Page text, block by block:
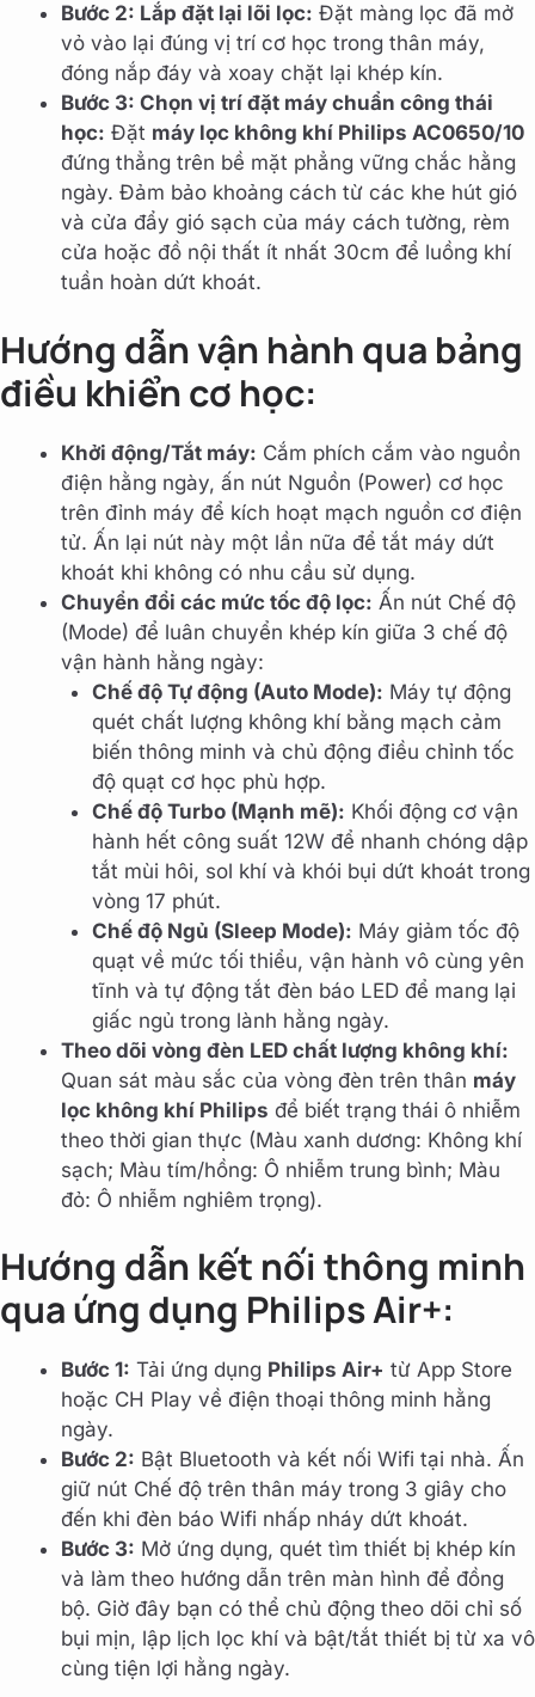
Bước 2: Lắp đặt lại lõi lọc: Đặt màng lọc đã mở
vỏ vào lại đúng vị trí cơ học trong thân máy,
đóng nắp đáy và xoay chặt lại khép kín.
Bước 3: Chọn vị trí đặt máy chuẩn công thái
học: Đặt máy lọc không khí Philips AC0650/10
đứng thẳng trên bề mặt phẳng vững chắc hằng
ngày. Đảm bảo khoảng cách từ các khe hút gió
và cửa đẩy gió sạch của máy cách tường, rèm
cửa hoặc đồ nội thất ít nhất 30cm để luồng khí
tuần hoàn dứt khoát.
Hướng dẫn vận hành qua bảng
điều khiển cơ học:
Khởi động/Tắt máy: Cắm phích cắm vào nguồn
điện hằng ngày, ấn nút Nguồn (Power) cơ học
trên đỉnh máy để kích hoạt mạch nguồn cơ điện
tử. Ấn lại nút này một lần nữa để tắt máy dứt
khoát khi không có nhu cầu sử dụng.
Chuyển đổi các mức tốc độ lọc: Ấn nút Chế độ
(Mode) để luân chuyển khép kín giữa 3 chế độ
vận hành hằng ngày:
Chế độ Tự động (Auto Mode): Máy tự động
quét chất lượng không khí bằng mạch cảm
biến thông minh và chủ động điều chỉnh tốc
độ quạt cơ học phù hợp.
Chế độ Turbo (Mạnh mẽ): Khối động cơ vận
hành hết công suất 12W để nhanh chóng dập
tắt mùi hôi, sol khí và khói bụi dứt khoát trong
vòng 17 phút.
Chế độ Ngủ (Sleep Mode): Máy giảm tốc độ
quạt về mức tối thiểu, vận hành vô cùng yên
tĩnh và tự động tắt đèn báo LED để mang lại
giấc ngủ trong lành hằng ngày.
Theo dõi vòng đèn LED chất lượng không khí:
Quan sát màu sắc của vòng đèn trên thân máy
lọc không khí Philips để biết trạng thái ô nhiễm
theo thời gian thực (Màu xanh dương: Không khí
sạch; Màu tím/hồng: Ô nhiễm trung bình; Màu
đỏ: Ô nhiễm nghiêm trọng).
Hướng dẫn kết nối thông minh
qua ứng dụng Philips Air+:
Bước 1: Tải ứng dụng Philips Air+ từ App Store
hoặc CH Play về điện thoại thông minh hằng
ngày.
Bước 2: Bật Bluetooth và kết nối Wifi tại nhà. Ấn
giữ nút Chế độ trên thân máy trong 3 giây cho
đến khi đèn báo Wifi nhấp nháy dứt khoát.
Bước 3: Mở ứng dụng, quét tìm thiết bị khép kín
và làm theo hướng dẫn trên màn hình để đồng
bộ. Giờ đây bạn có thể chủ động theo dõi chỉ số
bụi mịn, lập lịch lọc khí và bật/tắt thiết bị từ xa vô
cùng tiện lợi hằng ngày.